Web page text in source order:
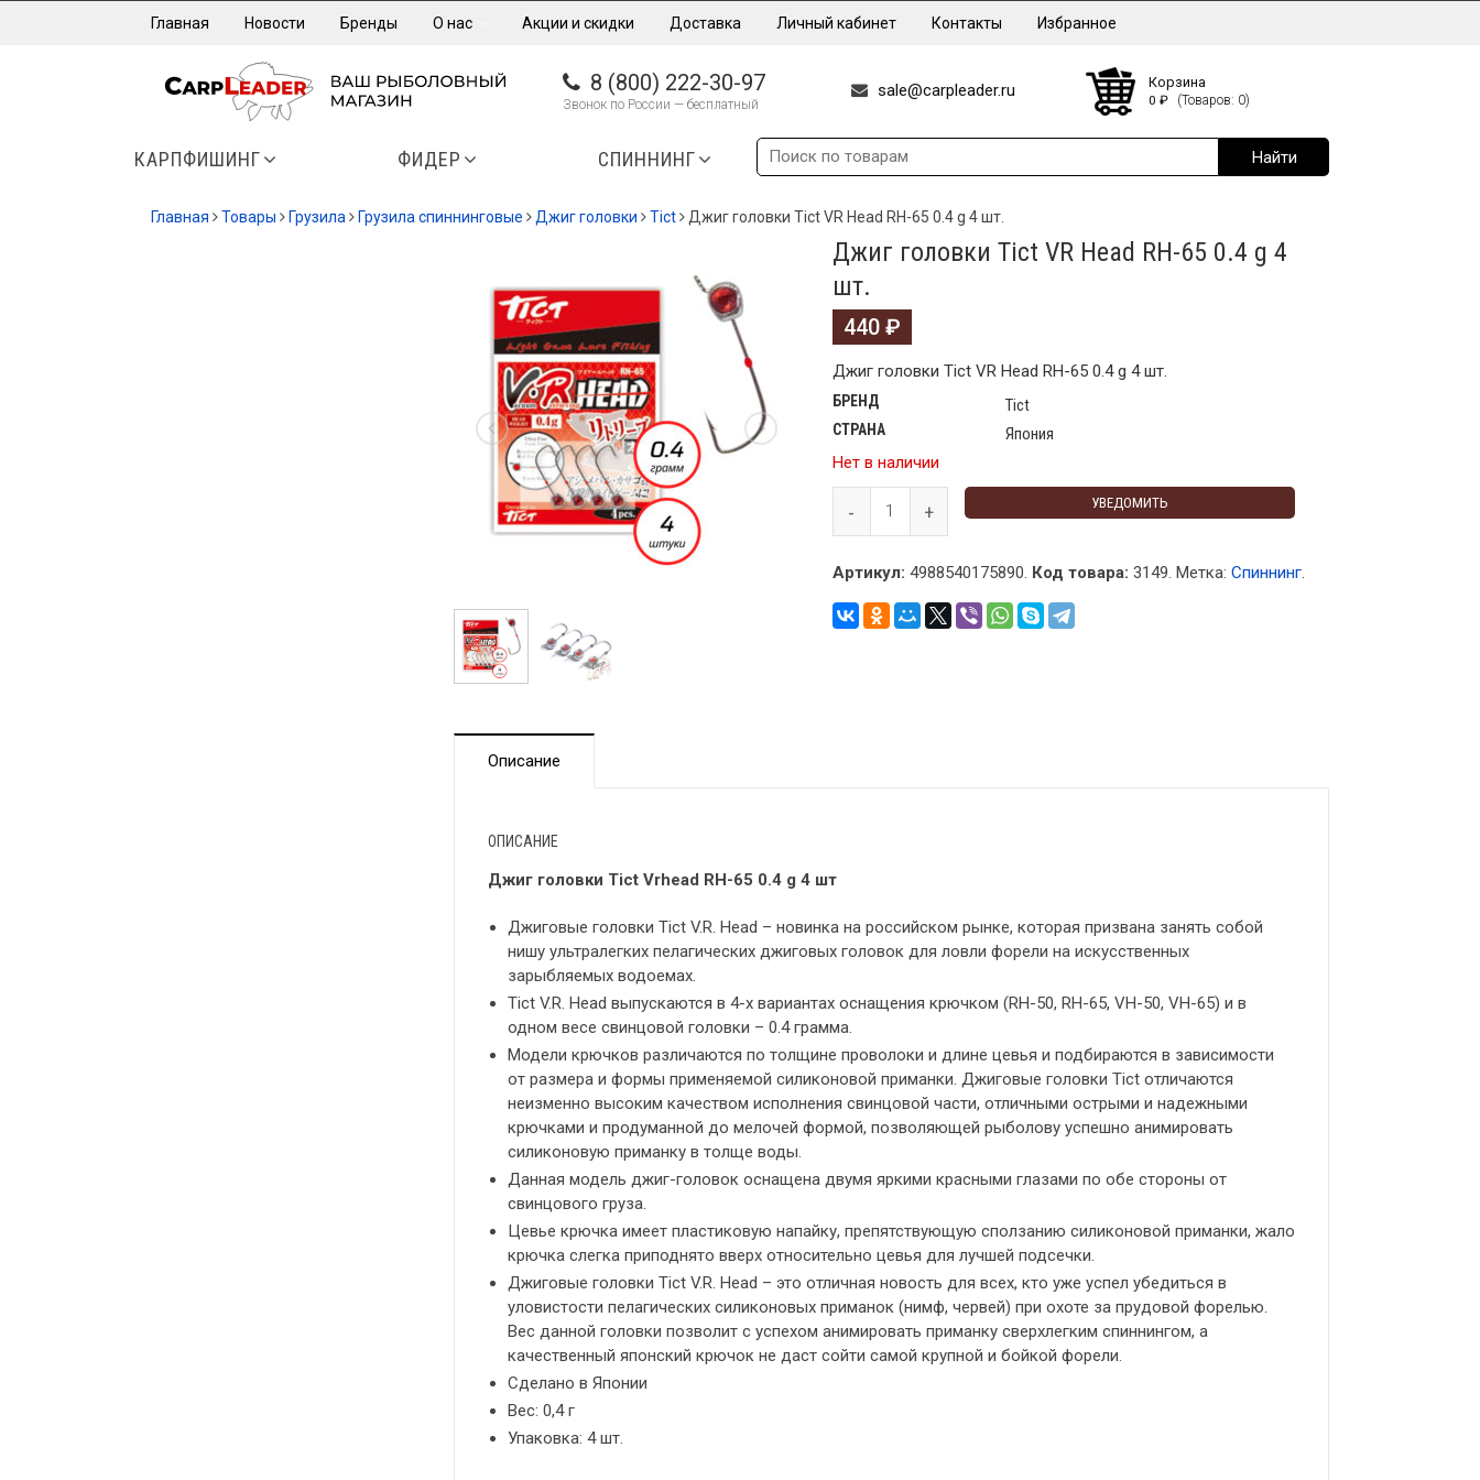
Главная Новости Бренды О нас Акции и скидки Доставка Личный кабинет Контакты Избранное
8 (800) 222-30-97
Звонок по России — бесплатный
sale@carpleader.ru Корзина
0 ₽ (Товаров: 0)
КАРПФИШИНГ ФИДЕР СПИННИНГ
Главная Товары Грузила Грузила спиннинговые Джиг головки Tict Джиг головки Tict VR Head RH-65 0.4 g 4 шт.
Джиг головки Tict VR Head RH-65 0.4 g 4
шт.
440 ₽
Джиг головки Tict VR Head RH-65 0.4 g 4 шт.
БРЕНД Tict
СТРАНА
Япония
Нет в наличии
УВЕДОМИТЬ
Артикул: 4988540175890. Код товара: 3149. Метка: Спиннинг.
Описание
ОПИСАНИЕ
Джиг головки Tict Vrhead RH-65 0.4 g 4 шт
Джиговые головки Tict V.R. Head – новинка на российском рынке, которая призвана занять собой
нишу ультралегких пелагических джиговых головок для ловли форели на искусственных
зарыбляемых водоемах.
Tict V.R. Head выпускаются в 4-х вариантах оснащения крючком (RH-50, RH-65, VH-50, VH-65) и в
одном весе свинцовой головки – 0.4 грамма.
Модели крючков различаются по толщине проволоки и длине цевья и подбираются в зависимости
от размера и формы применяемой силиконовой приманки. Джиговые головки Tict отличаются
неизменно высоким качеством исполнения свинцовой части, отличными острыми и надежными
крючками и продуманной до мелочей формой, позволяющей рыболову успешно анимировать
силиконовую приманку в толще воды.
Данная модель джиг-головок оснащена двумя яркими красными глазами по обе стороны от
свинцового груза.
Цевье крючка имеет пластиковую напайку, препятствующую сползанию силиконовой приманки, жало
крючка слегка приподнято вверх относительно цевья для лучшей подсечки.
Джиговые головки Tict V.R. Head – это отличная новость для всех, кто уже успел убедиться в
уловистости пелагических силиконовых приманок (нимф, червей) при охоте за прудовой форелью.
Вес данной головки позволит с успехом анимировать приманку сверхлегким спиннингом, а
качественный японский крючок не даст сойти самой крупной и бойкой форели.
Сделано в Японии
Вес: 0,4 г
Упаковка: 4 шт.